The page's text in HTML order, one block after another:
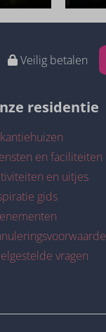
Veilig betalen
residentie
en faciliteiten
en uitjes
gids
vragen